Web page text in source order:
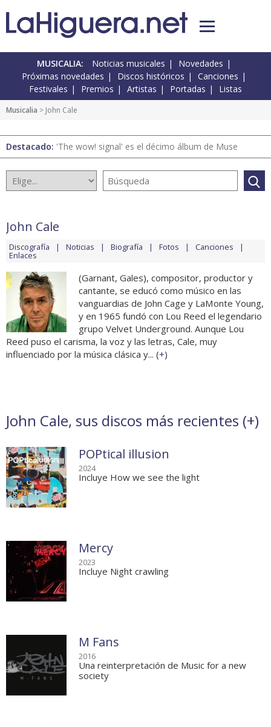
MUSICALIA: Noticias musicales
Novedades
Próximas novedades
Discos históricos
Canciones
Festivales
Premios Artistas Portadas Listas
Musicalia > John Cale
Destacado: 'The wow! signal' es el décimo álbum de Muse
John Cale
Discografía Noticias Biografía Fotos Canciones
Enlaces
(Garnant, Gales), compositor, productor y
cantante, se educó como músico en las
vanguardias de John Cage y LaMonte Young,
y en 1965 fundó con Lou Reed el legendario
grupo Velvet Underground. Aunque Lou
Reed puso el carisma, la voz y las letras, Cale, muy
influenciado por la música clásica y... (+)
John Cale, sus discos más recientes (+)
POPtical illusion
2024
Incluye How we see the light
Mercy
2023
Incluye Night crawling
M Fans
2016
Una reinterpretación de Music for a new
society